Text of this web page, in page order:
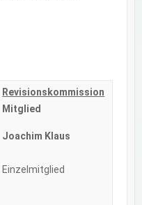
Revisionskommission
Mitglied
Joachim Klaus
Einzelmitglied